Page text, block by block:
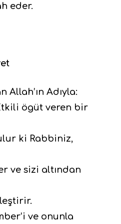
eder.
Allah’ın Adıyla:
ögüt veren bir
ki Rabbiniz,
ve sizi altından
ve onunla